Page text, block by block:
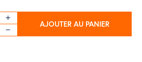
AJOUTER AU PANIER